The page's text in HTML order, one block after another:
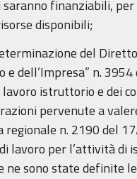
finanziabili,
disponibili;
del
e dell’Impresa” n.
istruttorio e dei
pervenute a
regionale n. 2190 del
lavoro per l’attività di
ne sono state definite